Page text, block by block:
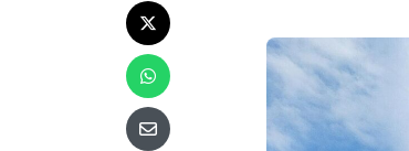
X - Twitter
Whatsapp
E-mail